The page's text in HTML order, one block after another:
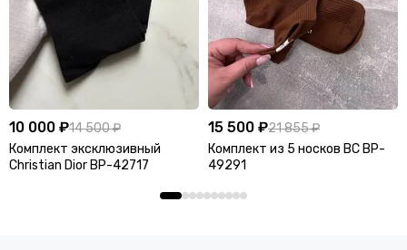
10 000 ₽14 500 ₽
Комплект эксклюзивный
Christian Dior BP-42717
15 500 ₽21 855 ₽
Комплект из 5 носков BC BP-
49291